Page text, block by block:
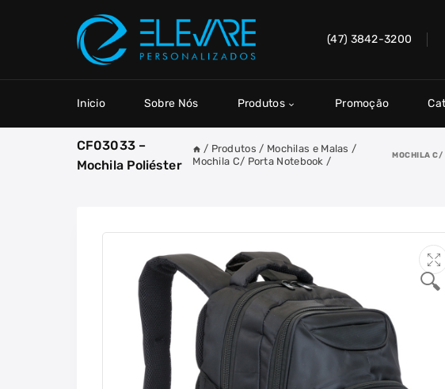
(47) 3842-3200
Inicio Sobre Nós Produtos Promoção
CF03033 –
Mochila Poliéster
/ Produtos / Mochilas e Malas /
Mochila C/ Porta Notebook /
MOCHILA C/
🔍